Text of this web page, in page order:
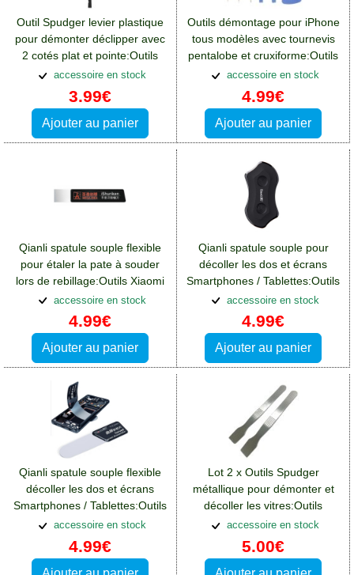
Outil Spudger levier plastique
pour démonter déclipper avec
2 cotés plat et pointe:Outils
Xiaomi Redmi 13(4G)
accessoire en stock
3.99€
Ajouter au panier
Outils démontage pour iPhone
tous modèles avec tournevis
pentalobe et cruxiforme:Outils
Xiaomi Redmi 13(4G)
accessoire en stock
4.99€
Ajouter au panier
Qianli spatule souple flexible
pour étaler la pate à souder
lors de rebillage:Outils Xiaomi
Redmi 13(4G)
accessoire en stock
4.99€
Ajouter au panier
Qianli spatule souple pour
décoller les dos et écrans
Smartphones / Tablettes:Outils
Xiaomi Redmi 13(4G)
accessoire en stock
4.99€
Ajouter au panier
Qianli spatule souple flexible
décoller les dos et écrans
Smartphones / Tablettes:Outils
Xiaomi Redmi 13(4G)
accessoire en stock
4.99€
Lot 2 x Outils Spudger
métallique pour démonter et
décoller les vitres:Outils
Xiaomi Redmi 13(4G)
accessoire en stock
5.00€